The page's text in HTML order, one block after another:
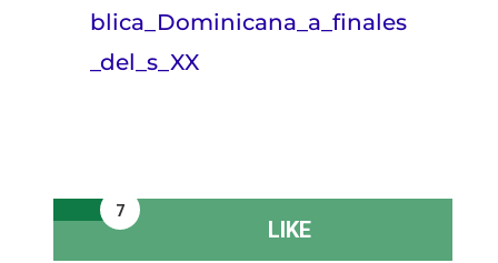
blica_Dominicana_a_finales
_del_s_XX
7
LIKE